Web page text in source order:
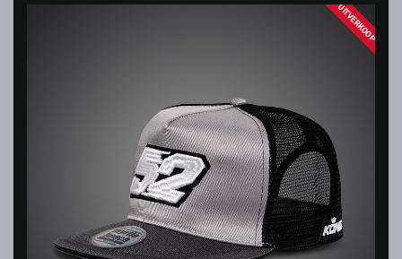
UITVERKOOP